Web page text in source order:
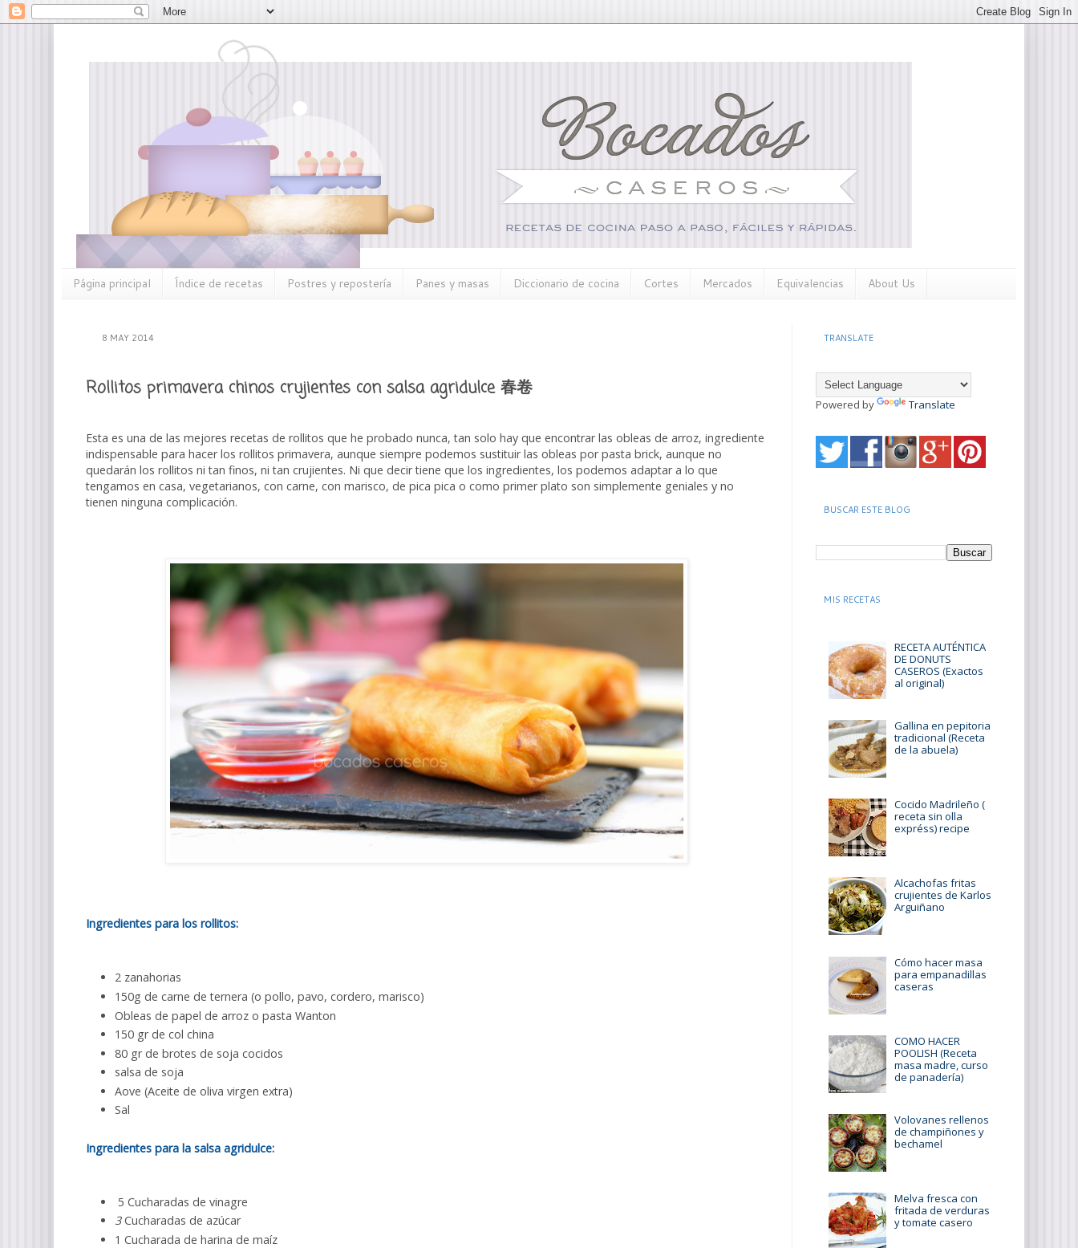
Página principal Índice de recetas Postres y repostería Panes y masas Diccionario de cocina Cortes Mercados Equivalencias About Us
8 MAY 2014
Rollitos primavera chinos crujientes con salsa agridulce 春卷
Esta es una de las mejores recetas de rollitos que he probado nunca, tan solo hay que encontrar las obleas de arroz, ingrediente
indispensable para hacer los rollitos primavera, aunque siempre podemos sustituir las obleas por pasta brick, aunque no
quedarán los rollitos ni tan finos, ni tan crujientes. Ni que decir tiene que los ingredientes, los podemos adaptar a lo que
tengamos en casa, vegetarianos, con carne, con marisco, de pica pica o como primer plato son simplemente geniales y no
tienen ninguna complicación.
Ingredientes para los rollitos:
2 zanahorias
150g de carne de ternera (o pollo, pavo, cordero, marisco)
Obleas de papel de arroz o pasta Wanton
150 gr de col china
80 gr de brotes de soja cocidos
salsa de soja
Aove (Aceite de oliva virgen extra)
Sal
Ingredientes para la salsa agridulce:
5 Cucharadas de vinagre
3Cucharadas de azúcar
1 Cucharada de harina de maíz
TRANSLATE
Powered by Translate
BUSCAR ESTE BLOG
MIS RECETAS
RECETA AUTÉNTICA
DE DONUTS
CASEROS (Exactos
al original)
Gallina en pepitoria
tradicional (Receta
de la abuela)
Cocido Madrileño (
receta sin olla
expréss) recipe
Alcachofas fritas
crujientes de Karlos
Arguiñano
Cómo hacer masa
para empanadillas
caseras
COMO HACER
POOLISH (Receta
masa madre, curso
de panadería)
Volovanes rellenos
de champiñones y
bechamel
Melva fresca con
fritada de verduras
y tomate casero